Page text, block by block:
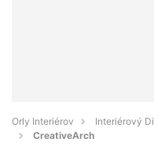
Orly Interiérov
Interiérový
CreativeArch